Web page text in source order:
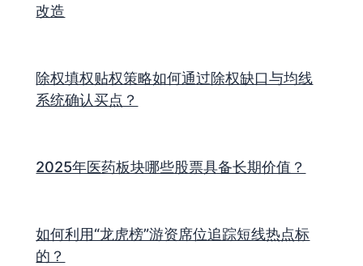
改造
除权填权贴权策略如何通过除权缺口与均线
系统确认买点？
2025年医药板块哪些股票具备长期价值？
如何利用“龙虎榜”游资席位追踪短线热点标
的？